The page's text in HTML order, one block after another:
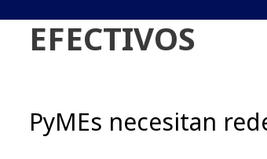
EFECTIVOS
PyMEs necesitan